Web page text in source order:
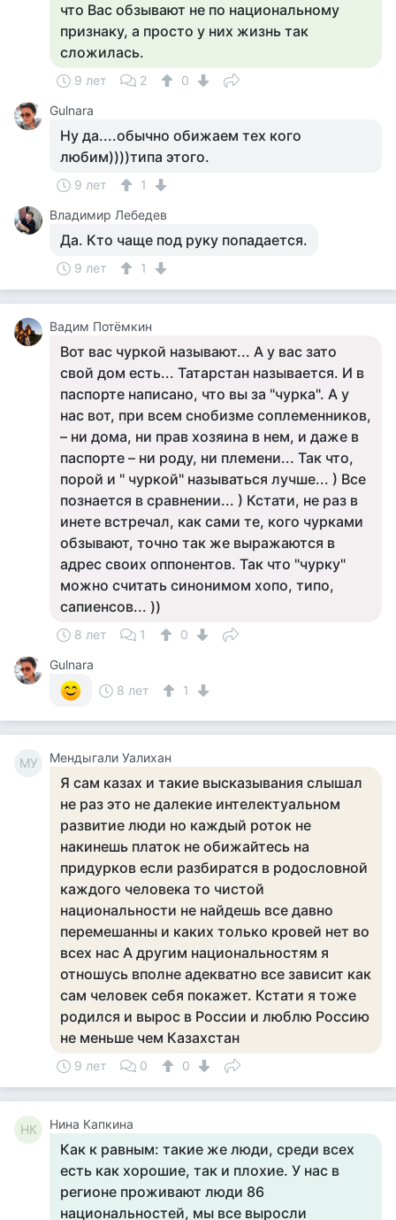
что Вас обзывают не по национальному
признаку, а просто у них жизнь так
сложилась.
9 лет 2
0
Gulnara
Ну да....обычно обижаем тех кого
любим))))типа этого.
9 лет
1
Владимир Лебедев
Да. Кто чаще под руку попадается.
9 лет 1
Вадим Потёмкин
Вот вас чуркой называют... А у вас зато
свой дом есть... Татарстан называется. И в
паспорте написано, что вы за "чурка". А у
нас вот, при всем снобизме соплеменников,
– ни дома, ни прав хозяина в нем, и даже в
паспорте – ни роду, ни племени... Так что,
порой и " чуркой" называться лучше... ) Все
познается в сравнении... ) Кстати, не раз в
инете встречал, как сами те, кого чурками
обзывают, точно так же выражаются в
адрес своих оппонентов. Так что "чурку"
можно считать синонимом хопо, типо,
сапиенсов... ))
8 лет 1
0
Gulnara
8 лет
1
МУ Мендыгали Уалихан
Я сам казах и такие высказывания слышал
не раз это не далекие интелектуальном
развитие люди но каждый роток не
накинешь платок не обижайтесь на
придурков если разбиратся в родословной
каждого человека то чистой
национальности не найдешь все давно
перемешанны и каких только кровей нет во
всех нас А другим национальностям я
отношусь вполне адекватно все зависит как
сам человек себя покажет. Кстати я тоже
родился и вырос в России и люблю Россию
не меньше чем Казахстан
9 лет 0 0
НК Нина Капкина
Как к равным: такие же люди, среди всех
есть как хорошие, так и плохие. У нас в
регионе проживают люди 86
национальностей, мы все выросли